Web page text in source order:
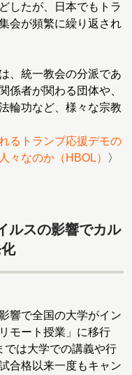
したが、日本でもトラ
会が頻繁に繰り返され
、統一教会の分派であ
係者が関わる団体や、
輪功など、様々な宗教
るトランプ応援デモの
々なのか（HBOL）
〉
ルスの影響でカル
響で全国の大学がイン
モート授業」に移行
では大学での講義や行
合格以来一度もキャン